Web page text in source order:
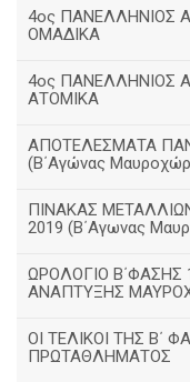
4ος ΠΑΝΕΛΛΗΝΙΟΣ
ΟΜΑΔΙΚΑ
4ος ΠΑΝΕΛΛΗΝΙΟΣ
ΑΤΟΜΙΚΑ
ΑΠΟΤΕΛΕΣΜΑΤΑ
(B΄Αγώνας
ΠΙΝΑΚΑΣ
2019 (Β΄Αγωνας
ΩΡΟΛΟΓΙΟ
ΑΝΑΠΤΥΞΗΣ
ΟΙ ΤΕΛΙΚΟΙ ΤΗΣ Β΄
ΠΡΩΤΑΘΛΗΜΑΤΟΣ